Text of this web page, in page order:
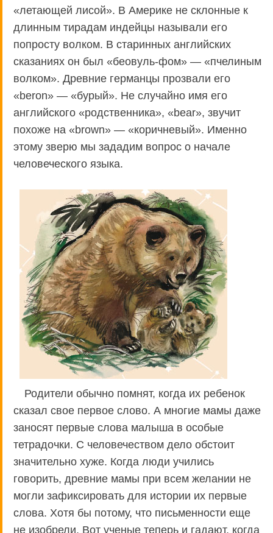
«летающей лисой». В Америке не склонные к
длинным тирадам индейцы называли его
попросту волком. В старинных английских
сказаниях он был «беовуль-фом» — «пчелиным
волком». Древние германцы прозвали его
«beron» — «бурый». Не случайно имя его
английского «родственника», «bear», звучит
похоже на «brown» — «коричневый». Именно
этому зверю мы зададим вопрос о начале
человеческого языка.
Родители обычно помнят, когда их ребенок
сказал свое первое слово. А многие мамы даже
заносят первые слова малыша в особые
тетрадочки. С человечеством дело обстоит
значительно хуже. Когда люди учились
говорить, древние мамы при всем желании не
могли зафиксировать для истории их первые
слова. Хотя бы потому, что письменности еще
не изобрели. Вот ученые теперь и гадают, когда